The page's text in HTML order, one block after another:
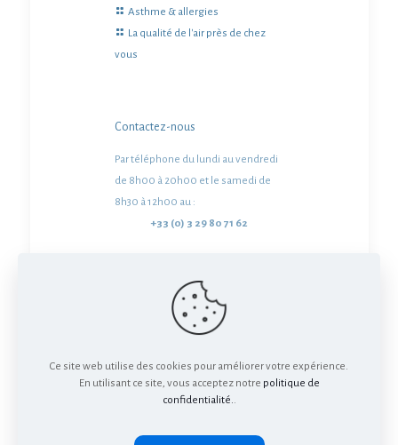
Asthme & allergies
La qualité de l'air près de chez
vous
Contactez-nous
Par téléphone du lundi au vendredi
de 8h00 à 20h00 et le samedi de
8h30 à 12h00 au :
+33 (0) 3 29 80 71 62
serviceclient@alk.net
© 2024 all rights reserved. Powered by PPL - ALK
Store
FR-NPR-2400100 – 10/24 - Last updated on
Ce site web utilise des cookies pour améliorer votre expérience.
En utilisant ce site, vous acceptez notre politique de
confidentialité..